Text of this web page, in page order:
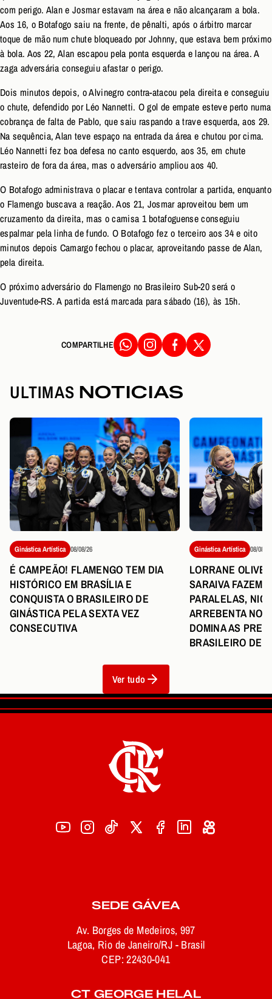
com perigo. Alan e Josmar estavam na área e não alcançaram a bola.
Aos 16, o Botafogo saiu na frente, de pênalti, após o árbitro marcar
toque de mão num chute bloqueado por Johnny, que estava bem próximo
à bola. Aos 22, Alan escapou pela ponta esquerda e lançou na área. A
zaga adversária conseguiu afastar o perigo.
Dois minutos depois, o Alvinegro contra-atacou pela direita e conseguiu
o chute, defendido por Léo Nannetti. O gol de empate esteve perto numa
cobrança de falta de Pablo, que saiu raspando a trave esquerda, aos 29.
Na sequência, Alan teve espaço na entrada da área e chutou por cima.
Léo Nannetti fez boa defesa no canto esquerdo, aos 35, em chute
rasteiro de fora da área, mas o adversário ampliou aos 40.
O Botafogo administrava o placar e tentava controlar a partida, enquanto
o Flamengo buscava a reação. Aos 21, Josmar aproveitou bem um
cruzamento da direita, mas o camisa 1 botafoguense conseguiu
espalmar pela linha de fundo. O Botafogo fez o terceiro aos 34 e oito
minutos depois Camargo fechou o placar, aproveitando passe de Alan,
pela direita.
O próximo adversário do Flamengo no Brasileiro Sub-20 será o
Juventude-RS. A partida está marcada para sábado (16), às 15h.
COMPARTILHE
ULTIMAS NOTICIAS
Ginástica Artística 08/08/26
É CAMPEÃO! FLAMENGO TEM DIA
HISTÓRICO EM BRASÍLIA E
CONQUISTA O BRASILEIRO DE
GINÁSTICA PELA SEXTA VEZ
CONSECUTIVA
Ginástica Artística 08/08/26
LORRANE
SARAIVA FAZEM
PARALELAS,
ARREBENTA NO
DOMINA AS
BRASILEIRO DE
Ver tudo
SEDE GÁVEA
Av. Borges de Medeiros, 997
Lagoa, Rio de Janeiro/RJ - Brasil
CEP: 22430-041
CT GEORGE HELAL